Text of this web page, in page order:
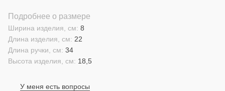
Подробнее о размере
Высота изделия, см: 18,5
Длина ручки, см: 34
Длина изделия, см: 22
Ширина изделия, см: 8
У меня есть вопросы